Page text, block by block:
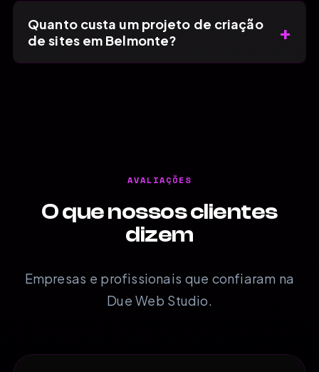
Quanto custa um projeto de criação
de sites em Belmonte?
+
AVALIAÇÕES
O que nossos clientes
dizem
Empresas e profissionais que confiaram na
Due Web Studio.